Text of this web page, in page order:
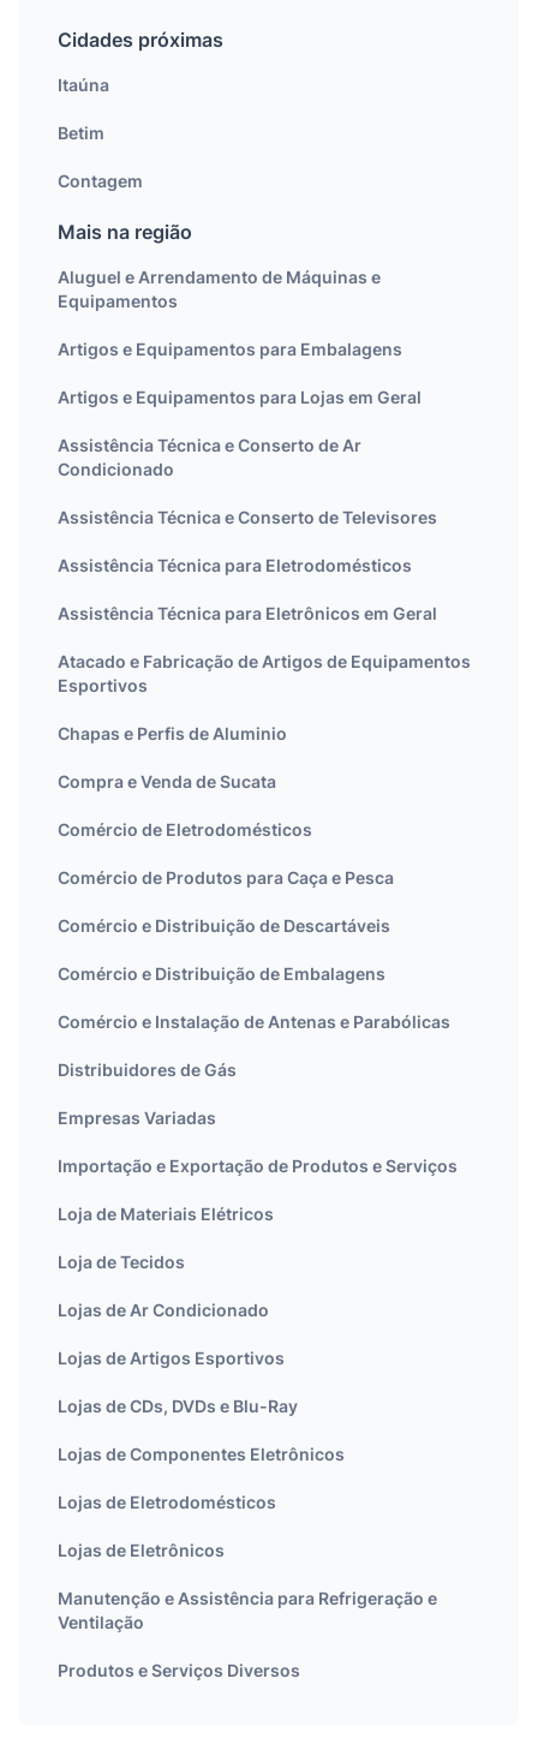
Cidades próximas
Itaúna
Betim
Contagem
Mais na região
Aluguel e Arrendamento de Máquinas e
Equipamentos
Artigos e Equipamentos para Embalagens
Artigos e Equipamentos para Lojas em Geral
Assistência Técnica e Conserto de Ar
Condicionado
Assistência Técnica e Conserto de Televisores
Assistência Técnica para Eletrodomésticos
Assistência Técnica para Eletrônicos em Geral
Atacado e Fabricação de Artigos de Equipamentos
Esportivos
Chapas e Perfis de Aluminio
Compra e Venda de Sucata
Comércio de Eletrodomésticos
Comércio de Produtos para Caça e Pesca
Comércio e Distribuição de Descartáveis
Comércio e Distribuição de Embalagens
Comércio e Instalação de Antenas e Parabólicas
Distribuidores de Gás
Empresas Variadas
Importação e Exportação de Produtos e Serviços
Loja de Materiais Elétricos
Loja de Tecidos
Lojas de Ar Condicionado
Lojas de Artigos Esportivos
Lojas de CDs, DVDs e Blu-Ray
Lojas de Componentes Eletrônicos
Lojas de Eletrodomésticos
Lojas de Eletrônicos
Manutenção e Assistência para Refrigeração e
Ventilação
Produtos e Serviços Diversos